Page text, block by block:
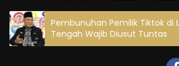
Pembunuhan Pemilik Tiktok di
Tengah Wajib Diusut Tuntas